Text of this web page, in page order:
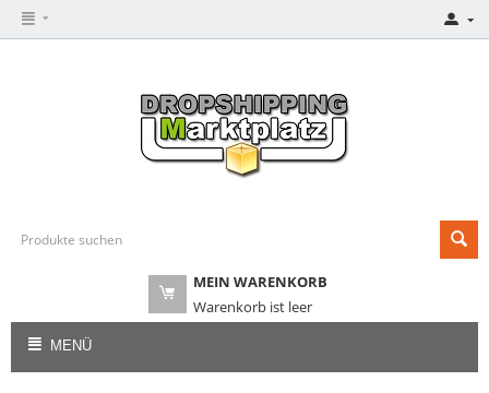
MEIN WARENKORB
Warenkorb ist leer
MENÜ